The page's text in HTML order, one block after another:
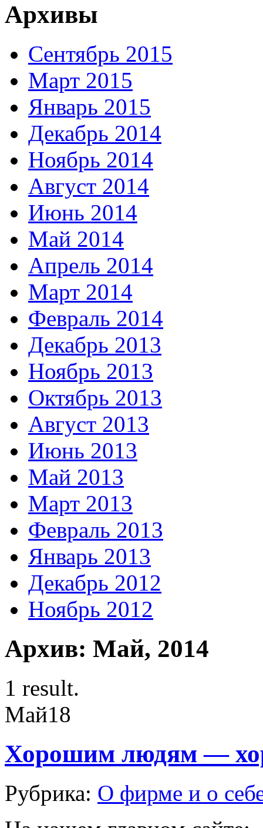
Архивы
Сентябрь 2015
Март 2015
Январь 2015
Декабрь 2014
Ноябрь 2014
Август 2014
Июнь 2014
Май 2014
Апрель 2014
Март 2014
Февраль 2014
Декабрь 2013
Ноябрь 2013
Октябрь 2013
Август 2013
Июнь 2013
Май 2013
Март 2013
Февраль 2013
Январь 2013
Декабрь 2012
Ноябрь 2012
Архив: Май, 2014
1 result.
Май18
Хорошим людям —
Рубрика: О фирме и о